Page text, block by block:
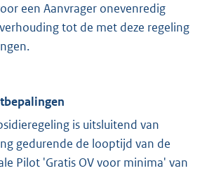
een Aanvrager onevenredig
tot de met deze regeling
is uitsluitend van
gedurende de looptijd van de
Pilot 'Gratis OV voor minima' van